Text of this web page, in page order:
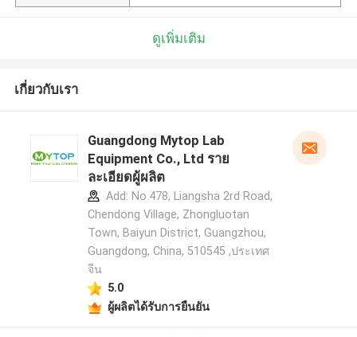
ดูเพิ่มเติม
เกี่ยวกับเรา
Guangdong Mytop Lab
Equipment Co., Ltd ราย
ละเอียดผู้ผลิต
Add: No.478, Liangsha 2rd Road,
Chendong Village, Zhongluotan
Town, Baiyun District, Guangzhou,
Guangdong, China, 510545 ,ประเทศ
จีน
5.0
ผู้ผลิตได้รับการยืนยัน